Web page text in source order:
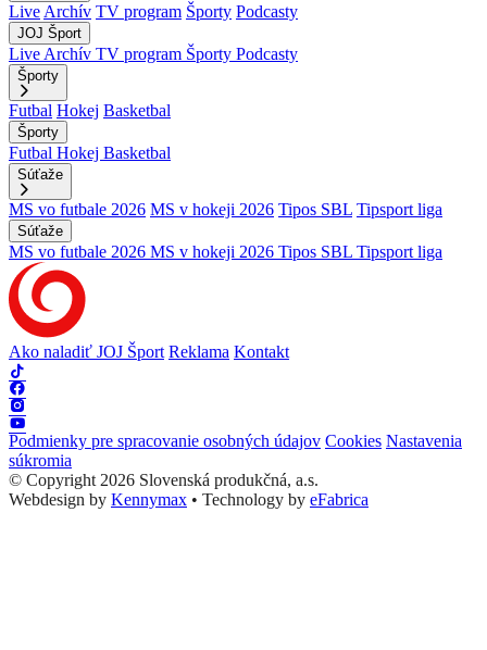
Live Archív TV program Športy Podcasty
JOJ Šport
Live Archív TV program Športy Podcasty
Športy
Futbal Hokej Basketbal
Športy
Futbal Hokej Basketbal
Súťaže
MS vo futbale 2026 MS v hokeji 2026 Tipos SBL Tipsport liga
Súťaže
MS vo futbale 2026 MS v hokeji 2026 Tipos SBL Tipsport liga
Ako naladiť JOJ Šport Reklama Kontakt
Podmienky pre spracovanie osobných údajov Cookies Nastavenia
súkromia
© Copyright 2026 Slovenská produkčná, a.s.
Webdesign by Kennymax • Technology by eFabrica